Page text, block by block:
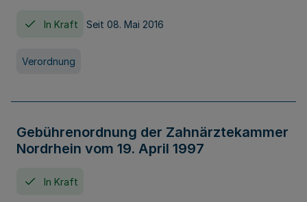
In Kraft Seit 08. Mai 2016
Verordnung
Gebührenordnung der Zahnärztekammer
Nordrhein vom 19. April 1997
In Kraft